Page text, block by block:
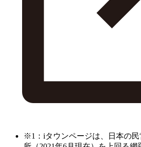
※1：iタウンページは、日本の民